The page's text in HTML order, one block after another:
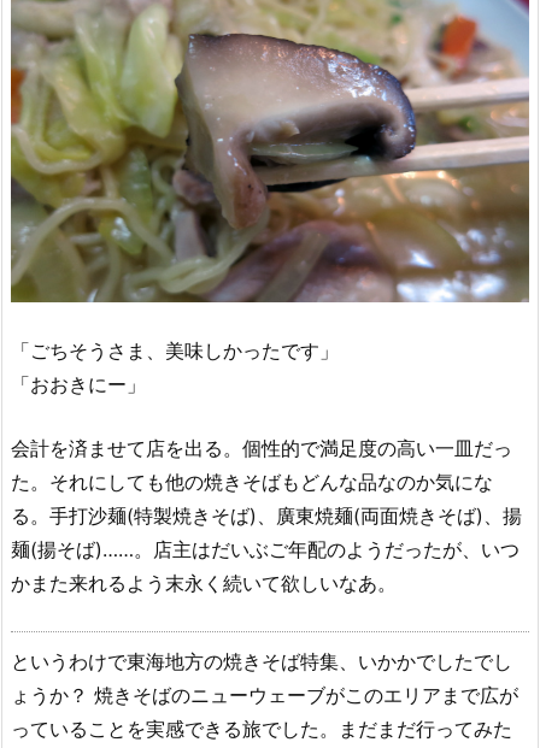
「ごちそうさま、美味しかったです」
「おおきにー」
会計を済ませて店を出る。個性的で満足度の高い一皿だっ
た。それにしても他の焼きそばもどんな品なのか気にな
る。手打沙麺(特製焼きそば)、廣東焼麺(両面焼きそば)、揚
麺(揚そば)……。店主はだいぶご年配のようだったが、いつ
かまた来れるよう末永く続いて欲しいなあ。
というわけで東海地方の焼きそば特集、いかかでしたでし
ょうか？ 焼きそばのニューウェーブがこのエリアまで広が
っていることを実感できる旅でした。まだまだ行ってみた